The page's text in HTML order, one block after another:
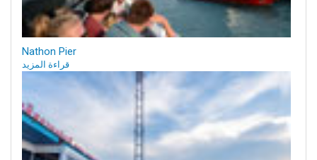
Nathon Pier
قراءة المزيد